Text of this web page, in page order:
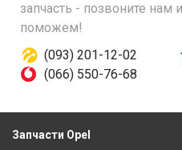
запчасть - позвоните
поможем!
(093) 201-12-02
(066) 550-76-68
Запчасти Opel